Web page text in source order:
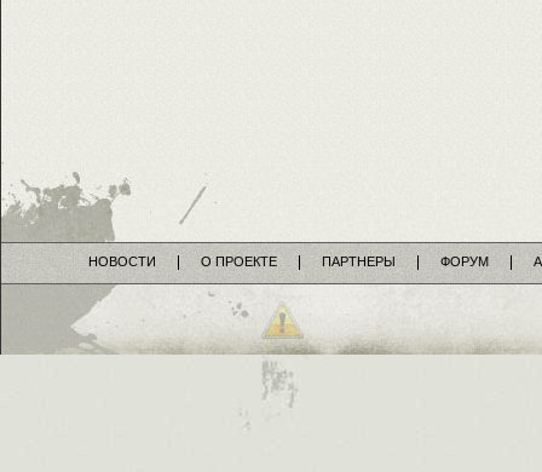
НОВОСТИ О ПРОЕКТЕ ПАРТНЕРЫ ФОРУМ